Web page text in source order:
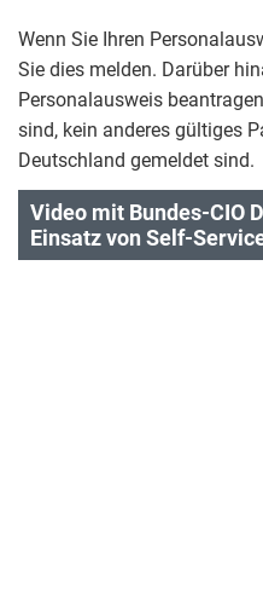
Wenn Sie Ihren
Sie dies melden. Darüber
Personalausweis
sind, kein anderes gültiges
Deutschland gemeldet sind.
Video mit Bundes-CIO
Einsatz von Self-